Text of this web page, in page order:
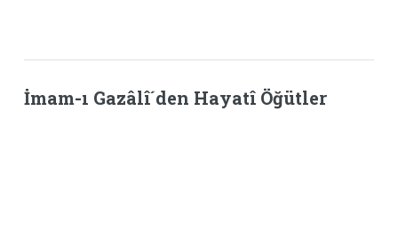
İmam-ı Gazâlî´den Hayatî Öğütler